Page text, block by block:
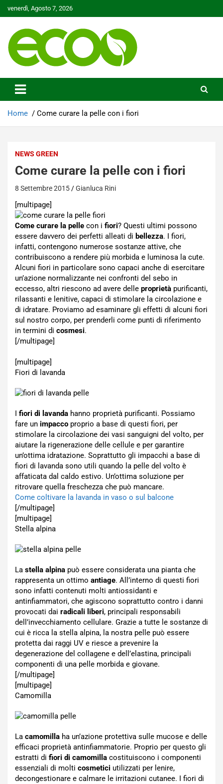
to
venerdì, Agosto 7, 2026
Ecoo.it
Home Come curare la pelle con i fiori
NEWS GREEN
Come curare la pelle con i fiori
8 Settembre 2015 Gianluca Rini
[multipage]
Come curare la pelle con i fiori? Questi ultimi possono
essere davvero dei perfetti alleati di bellezza. I fiori,
infatti, contengono numerose sostanze attive, che
contribuiscono a rendere più morbida e luminosa la cute.
Alcuni fiori in particolare sono capaci anche di esercitare
un’azione normalizzante nei confronti del sebo in
eccesso, altri riescono ad avere delle proprietà purificanti,
rilassanti e lenitive, capaci di stimolare la circolazione e
di idratare. Proviamo ad esaminare gli effetti di alcuni fiori
sul nostro corpo, per prenderli come punti di riferimento
in termini di cosmesi.
[/multipage]
[multipage]
Fiori di lavanda
I fiori di lavanda hanno proprietà purificanti. Possiamo
fare un impacco proprio a base di questi fiori, per
stimolare la circolazione dei vasi sanguigni del volto, per
aiutare la rigenerazione delle cellule e per garantire
un’ottima idratazione. Soprattutto gli impacchi a base di
fiori di lavanda sono utili quando la pelle del volto è
affaticata dal caldo estivo. Un’ottima soluzione per
ritrovare quella freschezza che può mancare.
Come coltivare la lavanda in vaso o sul balcone
[/multipage]
[multipage]
Stella alpina
La stella alpina può essere considerata una pianta che
rappresenta un ottimo antiage. All’interno di questi fiori
sono infatti contenuti molti antiossidanti e
antinfiammatori, che agiscono soprattutto contro i danni
provocati dai radicali liberi, principali responsabili
dell’invecchiamento cellulare. Grazie a tutte le sostanze di
cui è ricca la stella alpina, la nostra pelle può essere
protetta dai raggi UV e riesce a prevenire la
degenerazione del collagene e dell’elastina, principali
componenti di una pelle morbida e giovane.
[/multipage]
[multipage]
Camomilla
La camomilla ha un’azione protettiva sulle mucose e delle
efficaci proprietà antinfiammatorie. Proprio per questo gli
estratti di fiori di camomilla costituiscono i componenti
essenziali di molti cosmetici utilizzati per lenire,
decongestionare e calmare le irritazioni cutanee. I fiori di